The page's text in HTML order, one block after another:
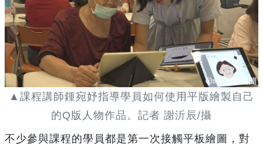
▲課程講師鍾宛妤指導學員如何使用平版繪製自己
的Q版人物作品。記者 謝沂辰/攝
不少參與課程的學員都是第一次接觸平板繪圖，對